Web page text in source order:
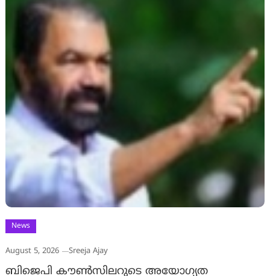
News
August 5, 2026 Sreeja Ajay
ബിജെപി കൗൺസിലറുടെ അയോഗ്യത